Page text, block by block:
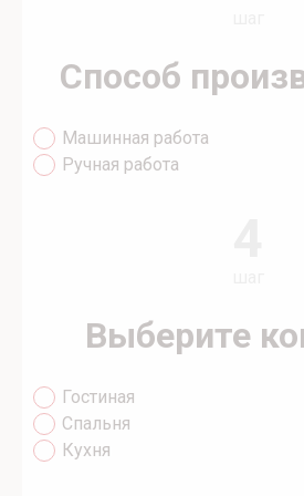
Способ
Машинная работа
Ручная работа
Выберите
Гостиная
Спальня
Кухня